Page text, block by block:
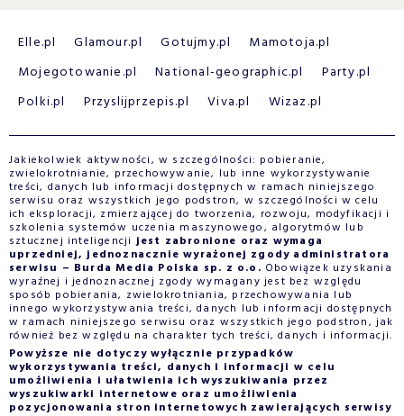
Elle.pl Glamour.pl Gotujmy.pl
Mamotoja.pl
Mojegotowanie.pl
National-geographic.pl
Party.pl
Polki.pl
Przyslijprzepis.pl Viva.pl Wizaz.pl
Jakiekolwiek aktywności, w szczególności: pobieranie,
zwielokrotnianie, przechowywanie, lub inne wykorzystywanie
treści, danych lub informacji dostępnych w ramach niniejszego
serwisu oraz wszystkich jego podstron, w szczególności w celu
ich eksploracji, zmierzającej do tworzenia, rozwoju, modyfikacji i
szkolenia systemów uczenia maszynowego, algorytmów lub
sztucznej inteligencjijest zabronione oraz wymaga
uprzedniej, jednoznacznie wyrażonej zgody administratora
serwisu – Burda Media Polska sp. z o.o. Obowiązek uzyskania
wyraźnej i jednoznacznej zgody wymagany jest bez względu
sposób pobierania, zwielokrotniania, przechowywania lub
innego wykorzystywania treści, danych lub informacji dostępnych
w ramach niniejszego serwisu oraz wszystkich jego podstron, jak
również bez względu na charakter tych treści, danych i informacji.
Powyższe nie dotyczy wyłącznie przypadków
wykorzystywania treści, danych i informacji w celu
umożliwienia i ułatwienia ich wyszukiwania przez
wyszukiwarki internetowe oraz umożliwienia
pozycjonowania stron internetowych zawierających serwisy